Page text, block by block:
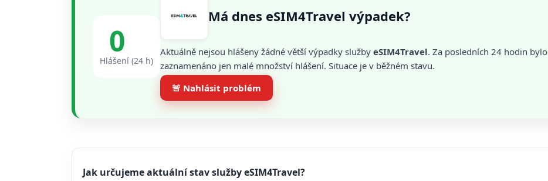
0
Hlášení (24 h)
Má dnes eSIM4Travel výpadek?
Aktuálně nejsou hlášeny žádné větší výpadky služby eSIM4Travel. Za posledních 24 hodin bylo
zaznamenáno jen malé množství hlášení. Situace je v běžném stavu.
🚨 Nahlásit problém
Jak určujeme aktuální stav služby eSIM4Travel?